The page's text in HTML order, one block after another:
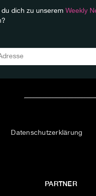
du dich zu unserem Weekly
Datenschutzerklärung
PARTNER